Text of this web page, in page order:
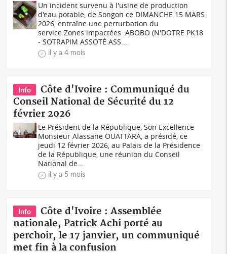
Un incident survenu à l'usine de production
d'eau potable, de Songon ce DIMANCHE 15 MARS
2026, entraîne une perturbation du
service.Zones impactées :ABOBO (N'DOTRE PK18
- SOTRAPIM ASSOTÉ ASS...
il y a 4 mois
Info
Côte d'Ivoire : Communiqué du
Conseil National de Sécurité du 12
février 2026
Le Président de la République, Son Excellence
Monsieur Alassane OUATTARA, a présidé, ce
jeudi 12 février 2026, au Palais de la Présidence
de la République, une réunion du Conseil
National de...
il y a 5 mois
Info
Côte d'Ivoire : Assemblée
nationale, Patrick Achi porté au
perchoir, le 17 janvier, un communiqué
met fin à la confusion